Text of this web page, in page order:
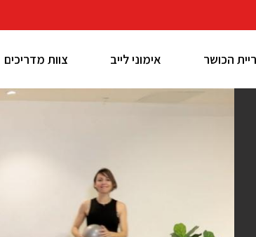
הכושר אימוני לייב צוות מדריכים